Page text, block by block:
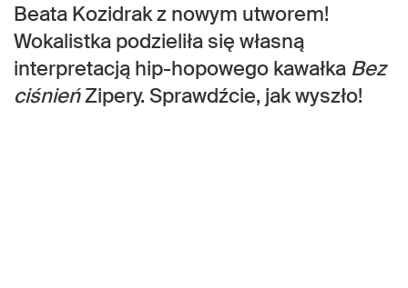
Beata Kozidrak z nowym utworem!
Wokalistka podzieliła się własną
interpretacją hip-hopowego kawałka Bez
ciśnieńZipery. Sprawdźcie, jak wyszło!